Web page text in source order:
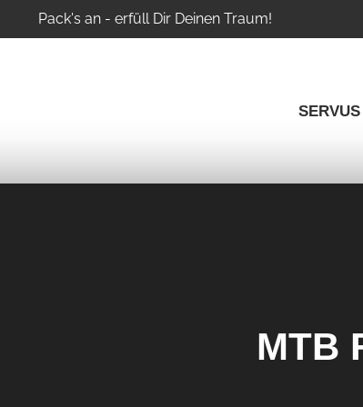
Pack's an - erfüll Dir Deinen Traum!
SERVUS
MTB